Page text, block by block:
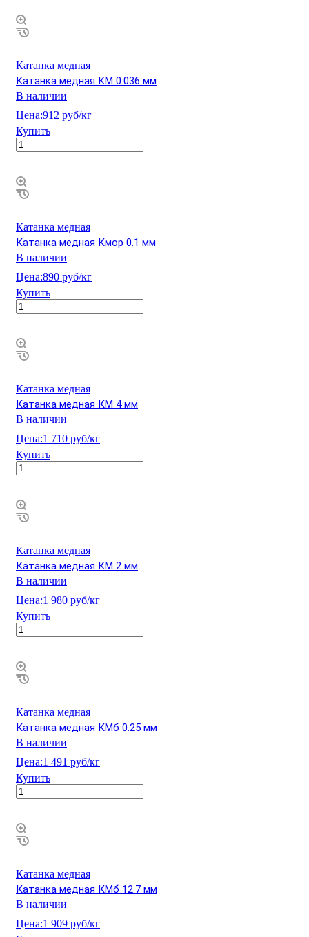
Катанка медная
Катанка медная КМ 0.036 мм
В наличии
Цена:912 руб/кг
Купить
Катанка медная
Катанка медная Кмор 0.1 мм
В наличии
Цена:890 руб/кг
Купить
Катанка медная
Катанка медная КМ 4 мм
В наличии
Цена:1 710 руб/кг
Купить
Катанка медная
Катанка медная КМ 2 мм
В наличии
Цена:1 980 руб/кг
Купить
Катанка медная
Катанка медная КМб 0.25 мм
В наличии
Цена:1 491 руб/кг
Купить
Катанка медная
Катанка медная КМб 12.7 мм
В наличии
Цена:1 909 руб/кг